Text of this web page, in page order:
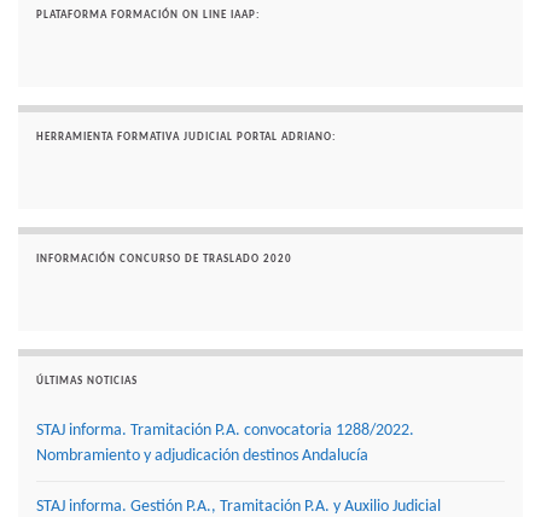
PLATAFORMA FORMACIÓN ON LINE IAAP:
HERRAMIENTA FORMATIVA JUDICIAL PORTAL ADRIANO:
INFORMACIÓN CONCURSO DE TRASLADO 2020
ÚLTIMAS NOTICIAS
STAJ informa. Tramitación P.A. convocatoria 1288/2022.
Nombramiento y adjudicación destinos Andalucía
STAJ informa. Gestión P.A., Tramitación P.A. y Auxilio Judicial